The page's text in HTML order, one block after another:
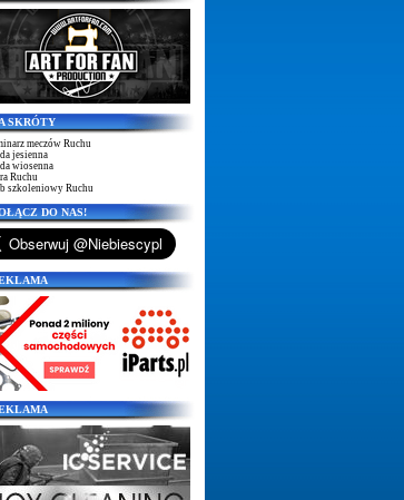
SKRÓTY
meczów Ruchu
jesienna
wiosenna
Ruchu
szkoleniowy Ruchu
DO NAS!